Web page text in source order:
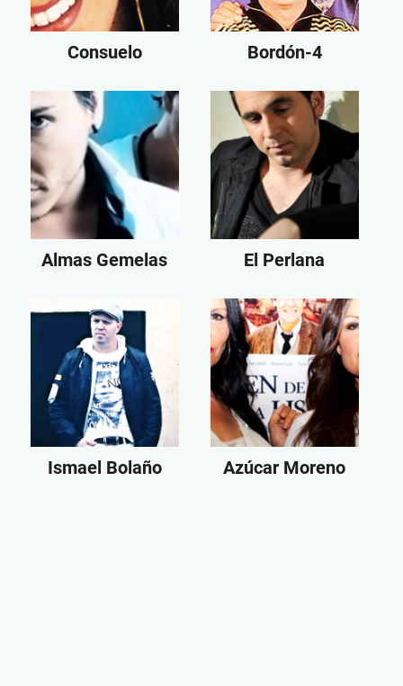
Consuelo Bordón-4
Almas Gemelas El Perlana
Ismael Bolaño Azúcar Moreno